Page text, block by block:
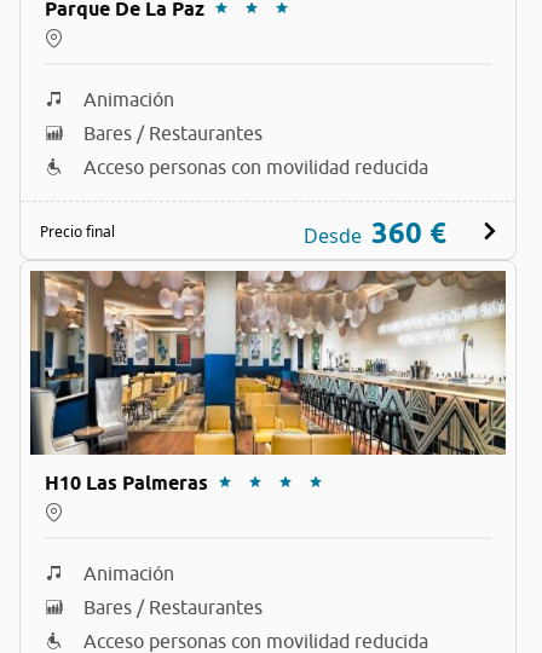
Parque De La Paz
Animación
Bares / Restaurantes
Acceso personas con movilidad reducida
Precio final Desde 360 €
H10 Las Palmeras
Animación
Bares / Restaurantes
Acceso personas con movilidad reducida